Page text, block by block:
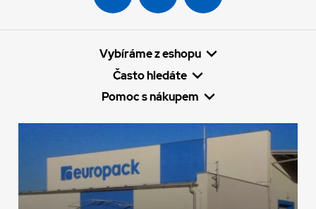
Vybíráme z eshopu
Často hledáte
Pomoc s nákupem